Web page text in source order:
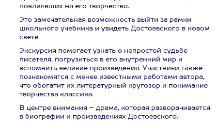
повлиявших на его творчество.
Это замечательная возможность выйти за рамки
школьного учебника и увидеть Достоевского в новом
свете.
Экскурсия помогает узнать о непростой судьбе
писателя, погрузиться в его внутренний мир и
вспомнить великие произведения. Участники также
познакомятся с менее известными работами автора,
что обогатит их литературный кругозор и понимание
творчества классика.
В центре внимания – драма, которая разворачивается
в биографии и произведениях Достоевского.